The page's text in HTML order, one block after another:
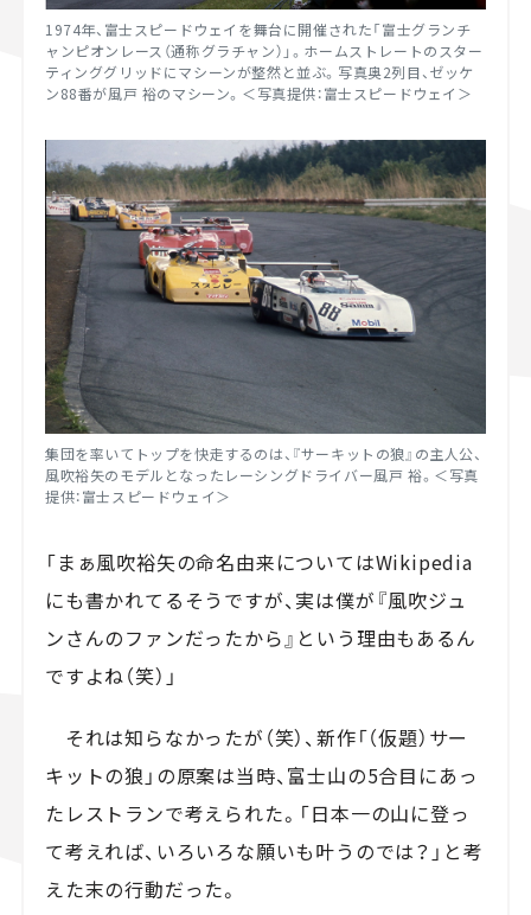
1974年、富士スピードウェイを舞台に開催された「富士グランチ
ャンピオンレース（通称グラチャン）」。ホームストレートのスター
ティンググリッドにマシーンが整然と並ぶ。写真奥2列目、ゼッケ
ン88番が風戸 裕のマシーン。＜写真提供：富士スピードウェイ＞
集団を率いてトップを快走するのは、『サーキットの狼』の主人公、
風吹裕矢のモデルとなったレーシングドライバー風戸 裕。＜写真
提供：富士スピードウェイ＞
「まぁ風吹裕矢の命名由来についてはWikipedia
にも書かれてるそうですが、実は僕が『風吹ジュ
ンさんのファンだったから』という理由もあるん
ですよね（笑）」
それは知らなかったが（笑）、新作「（仮題）サー
キットの狼」の原案は当時、富士山の5合目にあっ
たレストランで考えられた。「日本一の山に登っ
て考えれば、いろいろな願いも叶うのでは？」と考
えた末の行動だった。